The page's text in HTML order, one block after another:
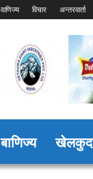
वाणिज्य विचार अन्तरवार्ता
बाणिज्य खेलकुद